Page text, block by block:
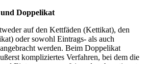
Doppelikat
auf den Kettfäden (Kettikat), den
oder sowohl Eintrags- als auch
werden. Beim Doppelikat
kompliziertes Verfahren, bei dem die